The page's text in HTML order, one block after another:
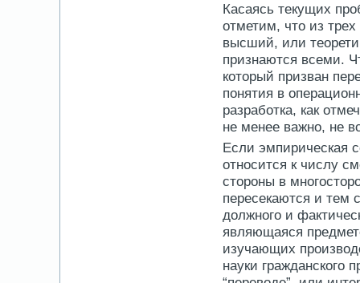
Касаясь текущих
отметим, что из
высший, или
признаются всеми.
который призван
понятия в
разработка, как
не менее важно, не
Если эмпирическая
относится к числу
стороны в
пересекаются и тем
должного и
являющаяся
изучающих
науки гражданского